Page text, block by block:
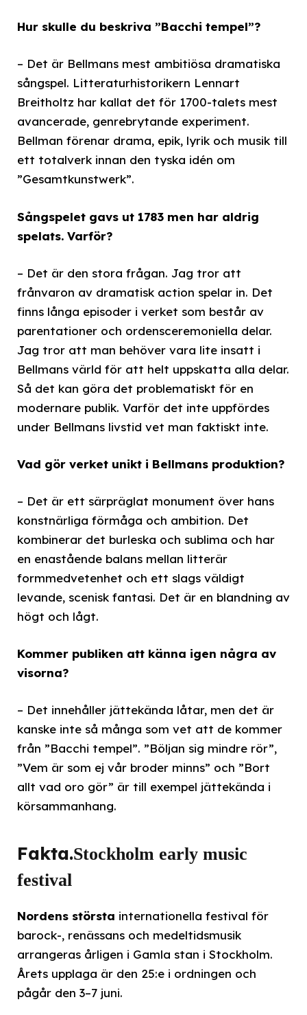
Hur skulle du beskriva ”Bacchi tempel”?
– Det är Bellmans mest ambitiösa dramatiska
sångspel. Litteraturhistorikern Lennart
Breitholtz har kallat det för 1700-talets mest
avancerade, genrebrytande experiment.
Bellman förenar drama, epik, lyrik och musik till
ett totalverk innan den tyska idén om
”Gesamtkunstwerk”.
Sångspelet gavs ut 1783 men har aldrig
spelats. Varför?
– Det är den stora frågan. Jag tror att
frånvaron av dramatisk action spelar in. Det
finns långa episoder i verket som består av
parentationer och ordensceremoniella delar.
Jag tror att man behöver vara lite insatt i
Bellmans värld för att helt uppskatta alla delar.
Så det kan göra det problematiskt för en
modernare publik. Varför det inte uppfördes
under Bellmans livstid vet man faktiskt inte.
Vad gör verket unikt i Bellmans produktion?
– Det är ett särpräglat monument över hans
konstnärliga förmåga och ambition. Det
kombinerar det burleska och sublima och har
en enastående balans mellan litterär
formmedvetenhet och ett slags väldigt
levande, scenisk fantasi. Det är en blandning av
högt och lågt.
Kommer publiken att känna igen några av
visorna?
– Det innehåller jättekända låtar, men det är
kanske inte så många som vet att de kommer
från ”Bacchi tempel”. ”Böljan sig mindre rör”,
”Vem är som ej vår broder minns” och ”Bort
allt vad oro gör” är till exempel jättekända i
körsammanhang.
Fakta.Stockholm early music
festival
Nordens största internationella festival för
barock-, renässans och medeltidsmusik
arrangeras årligen i Gamla stan i Stockholm.
Årets upplaga är den 25:e i ordningen och
pågår den 3–7 juni.